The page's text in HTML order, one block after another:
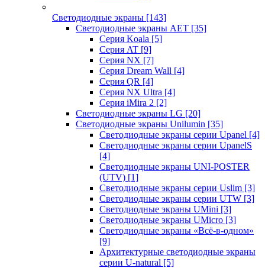
Светодиодные экраны [143]
Светодиодные экраны AET [35]
Cерия Koala [5]
Серия AT [9]
Серия NX [7]
Серия Dream Wall [4]
Серия QR [4]
Серия NX Ultra [4]
Серия iMira 2 [2]
Светодиодные экраны LG [20]
Светодиодные экраны Unilumin [35]
Светодиодные экраны серии Upanel [4]
Светодиодные экраны серии UpanelS
[4]
Светодиодные экраны UNI-POSTER
(UTV) [1]
Светодиодные экраны серии Uslim [3]
Светодиодные экраны серии UTW [3]
Светодиодные экраны UMini [3]
Светодиодные экраны UMicro [3]
Светодиодные экраны «Всё-в-одном»
[9]
Архитектурные светодиодные экраны
серии U-natural [5]